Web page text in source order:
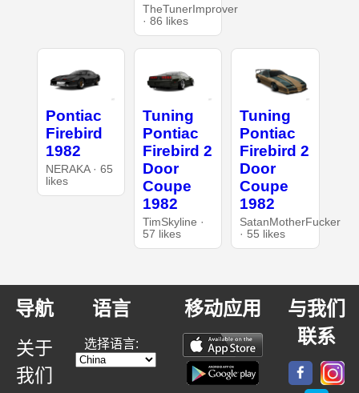
TheTunerImprover
· 86 likes
Pontiac
Firebird
1982
NERAKA · 65
likes
Tuning
Pontiac
Firebird 2
Door
Coupe
1982
TimSkyline ·
57 likes
Tuning
Pontiac
Firebird 2
Door
Coupe
1982
SatanMotherFucker
· 55 likes
导航
关于
我们
语言
选择语言:
移动应用
与我们
联系